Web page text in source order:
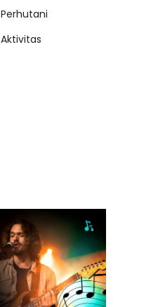
Perhutani
Aktivitas